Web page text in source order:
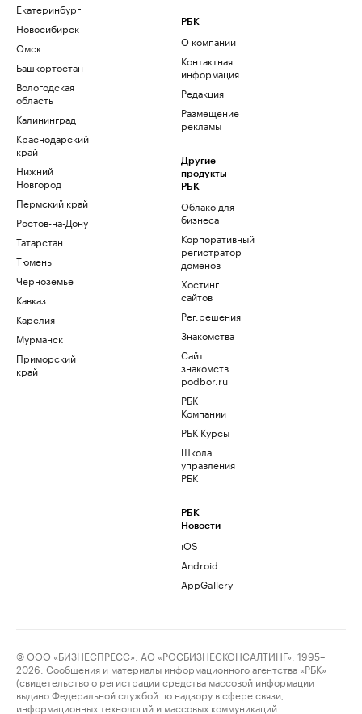
Екатеринбург
Новосибирск
Омск
Башкортостан
Вологодская
область
Калининград
Краснодарский
край
Нижний
Новгород
Пермский край
Ростов-на-Дону
Татарстан
Тюмень
Черноземье
Кавказ
Карелия
Мурманск
Приморский
край
РБК
О компании
Контактная
информация
Редакция
Размещение
рекламы
Другие
продукты
РБК
Облако для
бизнеса
Корпоративный
регистратор
доменов
Хостинг
сайтов
Рег.решения
Знакомства
Сайт
знакомств
podbor.ru
РБК
Компании
РБК Курсы
Школа
управления
РБК
РБК
Новости
iOS
Android
AppGallery
© ООО «БИЗНЕСПРЕСС», АО «РОСБИЗНЕСКОНСАЛТИНГ», 1995–
2026. Сообщения и материалы информационного агентства «РБК»
(свидетельство о регистрации средства массовой информации
выдано Федеральной службой по надзору в сфере связи,
информационных технологий и массовых коммуникаций